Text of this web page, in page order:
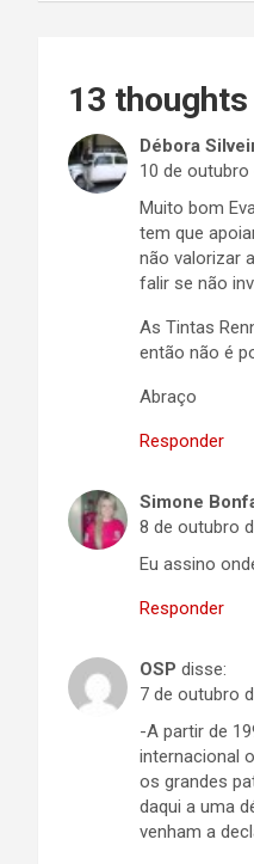
13 thoughts
Débora
10 de outubro
Muito bom
tem que
não valorizar
falir se não
As Tintas
então não é
Abraço
Responder
Simone
8 de outubro
Eu assino
Responder
OSP disse:
7 de outubro
-A partir de
internacional
os grandes
daqui a uma
venham a